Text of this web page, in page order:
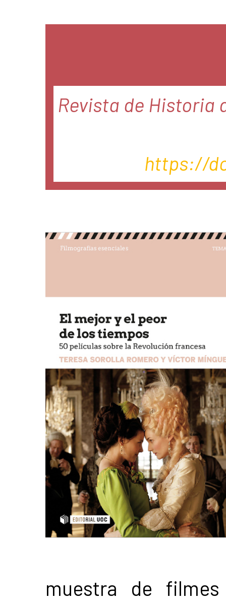
Revista de Historia
https://
muestra de